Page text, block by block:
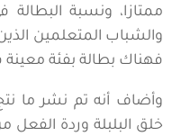
والشباب المتعلمين
فهناك بطالة بفئة
وأضاف أنه تم نشر ما
خلق البلبلة وردة